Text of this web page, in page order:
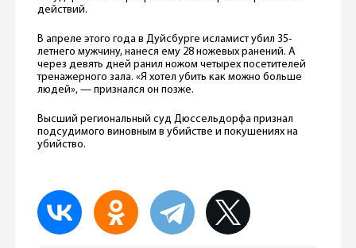
действий.
В апреле этого года в Дуйсбурге исламист убил 35-
летнего мужчину, нанеся ему 28 ножевых ранений. А
через девять дней ранил ножом четырех посетителей
тренажерного зала. «Я хотел убить как можно больше
людей», — признался он позже.
Высший региональный суд Дюссельдорфа признал
подсудимого виновным в убийстве и покушениях на
убийство.